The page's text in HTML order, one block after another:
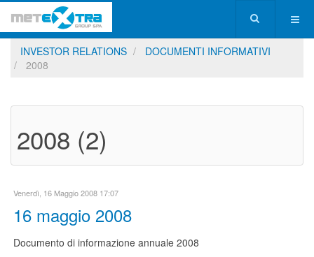
INVESTOR RELATIONS
DOCUMENTI INFORMATIVI
2008
2008 (2)
Venerdì, 16 Maggio 2008 17:07
16 maggio 2008
Documento di informazione annuale 2008